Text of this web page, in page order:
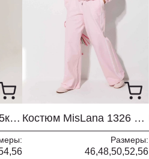
Костюм MisLana 1245к молочный + сливочный Костюм MisLana 1326 розовый
Размеры:
46,48,50,52,56